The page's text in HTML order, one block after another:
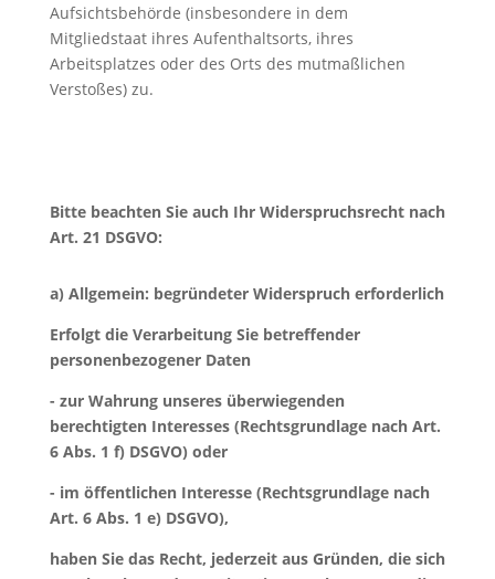
Aufsichtsbehörde (insbesondere in dem
Mitgliedstaat ihres Aufenthaltsorts, ihres
Arbeitsplatzes oder des Orts des mutmaßlichen
Verstoßes) zu.
Bitte beachten Sie auch Ihr Widerspruchsrecht nach
Art. 21 DSGVO:
a) Allgemein: begründeter Widerspruch erforderlich
Erfolgt die Verarbeitung Sie betreffender
personenbezogener Daten
- zur Wahrung unseres überwiegenden
berechtigten Interesses (Rechtsgrundlage nach Art.
6 Abs. 1 f) DSGVO) oder
- im öffentlichen Interesse (Rechtsgrundlage nach
Art. 6 Abs. 1 e) DSGVO),
haben Sie das Recht, jederzeit aus Gründen, die sich